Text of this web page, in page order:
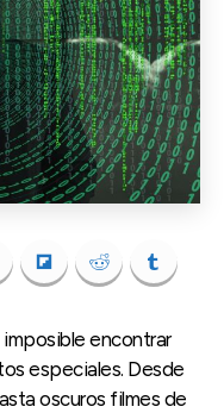
encontrar
especiales. Desde
oscuros filmes de